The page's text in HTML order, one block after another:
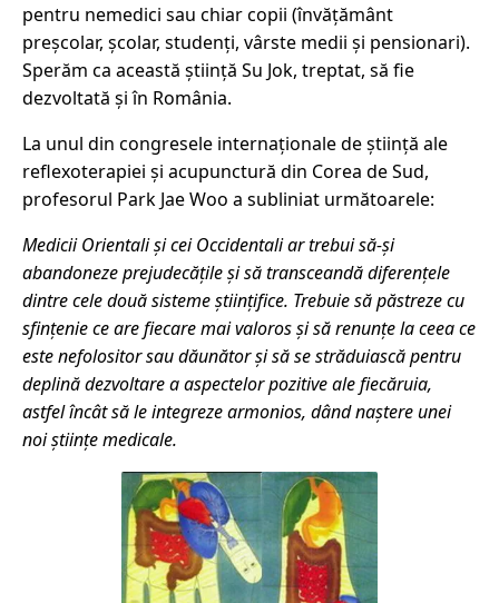
pentru nemedici sau chiar copii (învățământ
preșcolar, școlar, studenți, vârste medii și pensionari).
Sperăm ca această știință Su Jok, treptat, să fie
dezvoltată și în România.
La unul din congresele internaționale de știință ale
reflexoterapiei și acupunctură din Corea de Sud,
profesorul Park Jae Woo a subliniat următoarele:
Medicii Orientali și cei Occidentali ar trebui să-și
abandoneze prejudecățile și să transceandă diferențele
dintre cele două sisteme științifice. Trebuie să păstreze cu
sfințenie ce are fiecare mai valoros și să renunțe la ceea ce
este nefolositor sau dăunător și să se străduiască pentru
deplină dezvoltare a aspectelor pozitive ale fiecăruia,
astfel încât să le integreze armonios, dând naștere unei
noi științe medicale.